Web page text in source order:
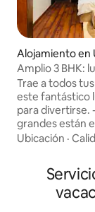
Alojamiento en
Amplio 3 BHK:
privada
Trae a todos
este fantástico
para divertirse.
grandes están
pulgadas. -
pies cuadrados - Wifi rápido y TV
inteligente. -
equipada -
Ubicación ·